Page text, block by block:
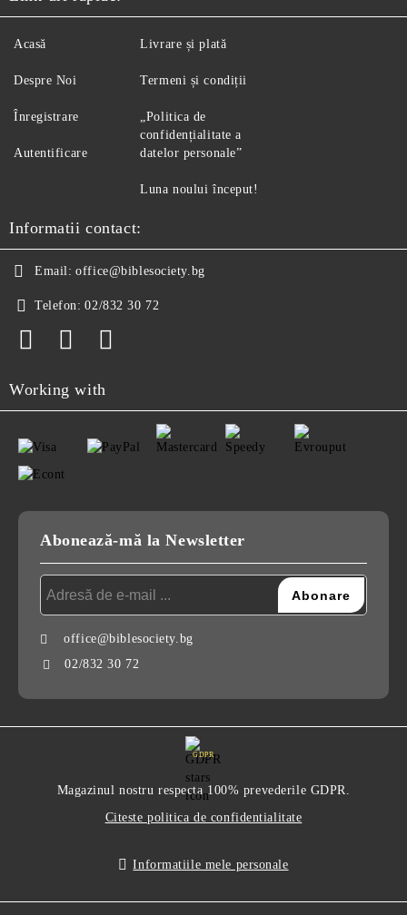
Acasă
Despre Noi
Înregistrare
Autentificare
Livrare și plată
Termeni și condiții
„Politica de
confidențialitate a
datelor personale”
Luna noului început!
Informatii contact:
Email: office@biblesociety.bg
Telefon: 02/832 30 72
Working with
Abonează-mă la Newsletter
office@biblesociety.bg
02/832 30 72
GDPR
Magazinul nostru respecta 100% prevederile GDPR.
Citeste politica de confidentialitate
Informatiile mele personale